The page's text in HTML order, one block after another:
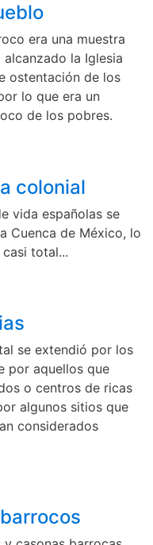
era una muestra
la Iglesia
ostentación de los
lo que era un
de los pobres.
colonial
vida españolas se
Cuenca de México, lo
total...
se extendió por los
por aquellos que
o centros de ricas
algunos sitios que
considerados